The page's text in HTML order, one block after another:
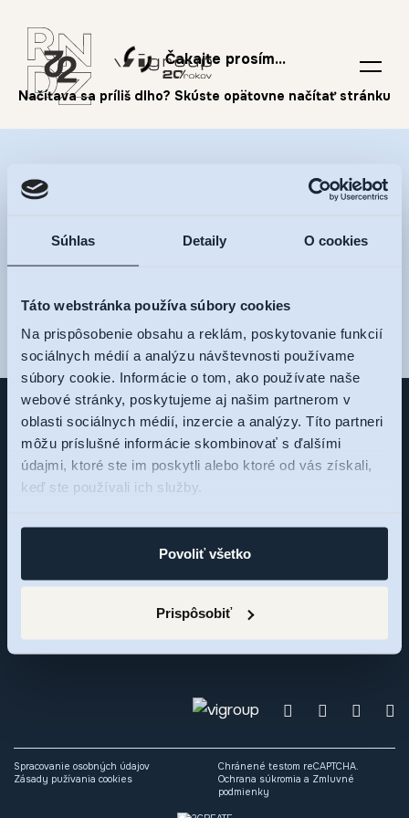
Súhlas Detaily O cookies
Táto webstránka používa súbory cookies
Na prispôsobenie obsahu a reklám, poskytovanie funkcií
sociálnych médií a analýzu návštevnosti používame
súbory cookie. Informácie o tom, ako používate naše
webové stránky, poskytujeme aj našim partnerom v
oblasti sociálnych médií, inzercie a analýzy. Títo partneri
môžu príslušné informácie skombinovať s ďalšími
údajmi, ktoré ste im poskytli alebo ktoré od vás získali,
keď ste používali ich služby.
Povoliť všetko
Prispôsobiť
Čakajte prosím...
Nalaďte sa na RNDZ 2
a dostávajte novinky na
Sme tu pre vás,
pýtajte sa
radi odpovieme na vaše otázky alebo si dohodneme osobné
Spracovanie osobných údajov
Zásady pužívania cookies
Chránené testom reCAPTCHA.
Ochrana súkromia a Zmluvné
podmienky